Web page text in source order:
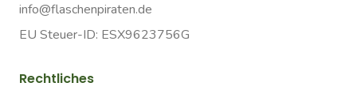
info@flaschenpiraten.de
EU Steuer-ID: ESX9623756G
Rechtliches